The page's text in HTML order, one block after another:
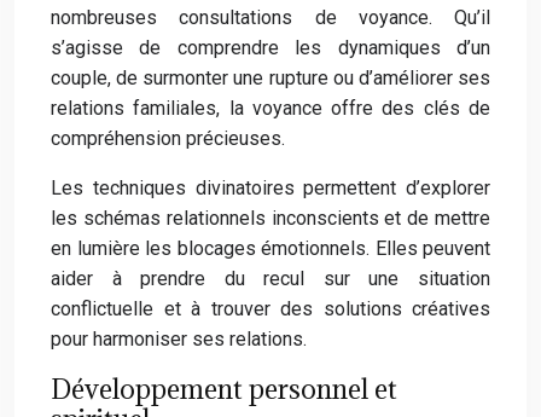
nombreuses consultations de voyance. Qu’il
s’agisse de comprendre les dynamiques d’un
couple, de surmonter une rupture ou d’améliorer ses
relations familiales, la voyance offre des clés de
compréhension précieuses.
Les techniques divinatoires permettent d’explorer
les schémas relationnels inconscients et de mettre
en lumière les blocages émotionnels. Elles peuvent
aider à prendre du recul sur une situation
conflictuelle et à trouver des solutions créatives
pour harmoniser ses relations.
Développement personnel et